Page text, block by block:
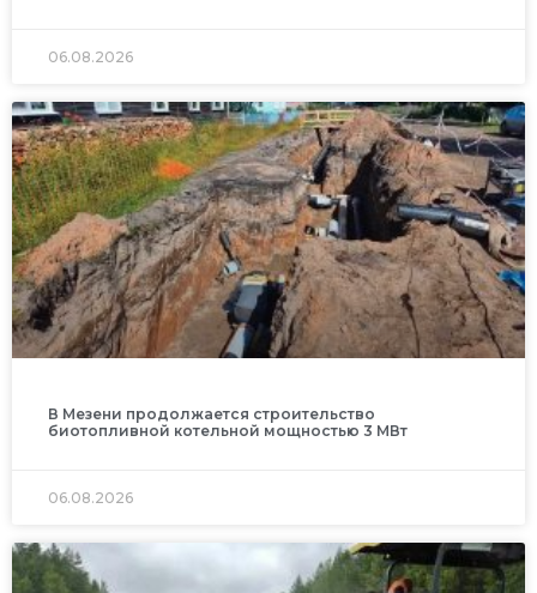
06.08.2026
В Мезени продолжается строительство
биотопливной котельной мощностью 3 МВт
06.08.2026